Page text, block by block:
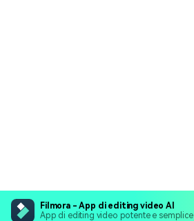
Filmora - App di editing video AI
App di editing video potente e semplice